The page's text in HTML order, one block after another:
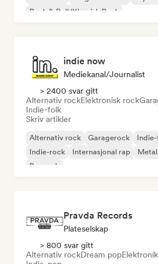
Rock & Roll/Klassisk Rock
indie now
Mediekanal/journalist
> 2400 svar gitt
Alternativ rockElektronisk rock
Indie-folk
Skriv artikler
Alternativ rock Garagerock
Indie-rock
Internasjonal rap
Poprock
Pravda Records
Plateselskap
> 800 svar gitt
Alternativ rockDream pop